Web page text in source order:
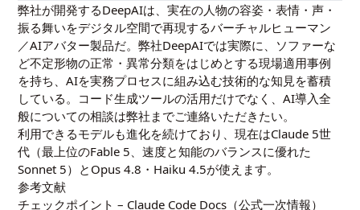
弊社が開発するDeepAIは、実在の人物の容姿・表情・声・
振る舞いをデジタル空間で再現するバーチャルヒューマン
／AIアバター製品だ。弊社DeepAIでは実際に、ソファーな
ど不定形物の正常・異常分類をはじめとする現場適用事例
を持ち、AIを実務プロセスに組み込む技術的な知見を蓄積
している。コード生成ツールの活用だけでなく、AI導入全
般についての相談は弊社までご連絡いただきたい。
利用できるモデルも進化を続けており、現在はClaude 5世
代（最上位のFable 5、速度と知能のバランスに優れた
Sonnet 5）とOpus 4.8・Haiku 4.5が使えます。
参考文献
チェックポイント – Claude Code Docs（公式一次情報）